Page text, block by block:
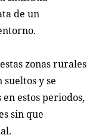
de un
zonas rurales
y se
estos periodos,
sin que